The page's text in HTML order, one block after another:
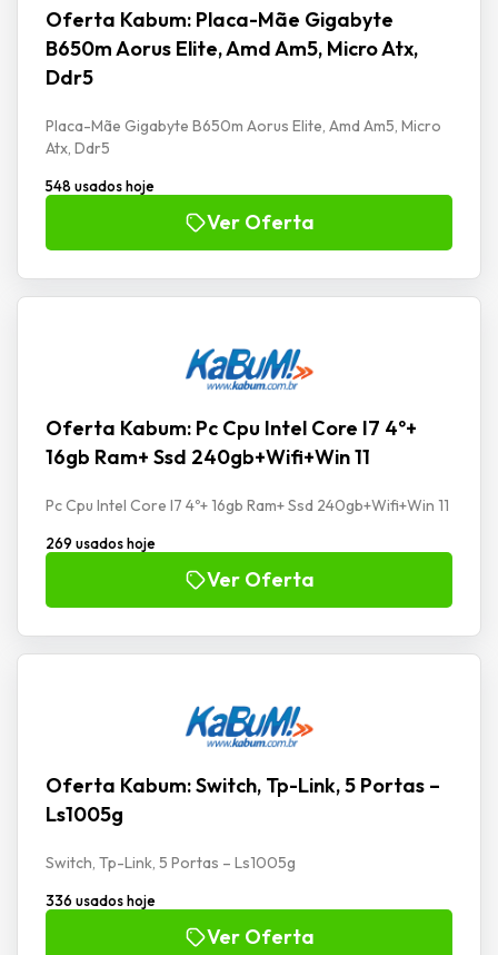
Oferta Kabum: Placa-Mãe Gigabyte
B650m Aorus Elite, Amd Am5, Micro Atx,
Ddr5
Placa-Mãe Gigabyte B650m Aorus Elite, Amd Am5, Micro
Atx, Ddr5
548 usados hoje
Ver Oferta
Oferta Kabum: Pc Cpu Intel Core I7 4º+
16gb Ram+ Ssd 240gb+Wifi+Win 11
Pc Cpu Intel Core I7 4º+ 16gb Ram+ Ssd 240gb+Wifi+Win 11
269 usados hoje
Ver Oferta
Oferta Kabum: Switch, Tp-Link, 5 Portas –
Ls1005g
Switch, Tp-Link, 5 Portas – Ls1005g
336 usados hoje
Ver Oferta